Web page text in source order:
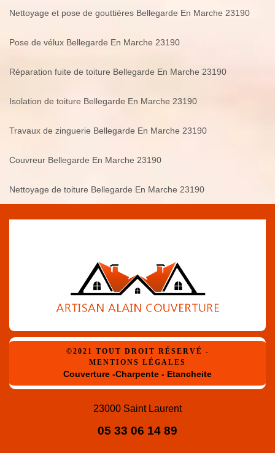
Nettoyage et pose de gouttières Bellegarde En Marche 23190
Pose de vélux Bellegarde En Marche 23190
Réparation fuite de toiture Bellegarde En Marche 23190
Isolation de toiture Bellegarde En Marche 23190
Travaux de zinguerie Bellegarde En Marche 23190
Couvreur Bellegarde En Marche 23190
Nettoyage de toiture Bellegarde En Marche 23190
©2021 TOUT DROIT RÉSERVÉ -
MENTIONS LÉGALES
Couverture -Charpente - Etancheite
23000 Saint Laurent
05 33 06 14 89